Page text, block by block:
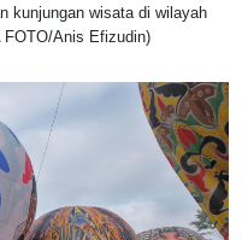
kunjungan wisata di wilayah
FOTO/Anis Efizudin)